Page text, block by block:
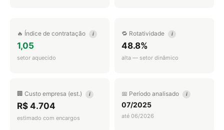
🔥 Índice de contratação i
1,05
setor aquecido
🔁 Rotatividade i
48.8%
alta — setor dinâmico
🏢 Custo empresa (est.) i
R$ 4.704
estimado com encargos
📅 Período analisado i
07/2025
até 06/2026